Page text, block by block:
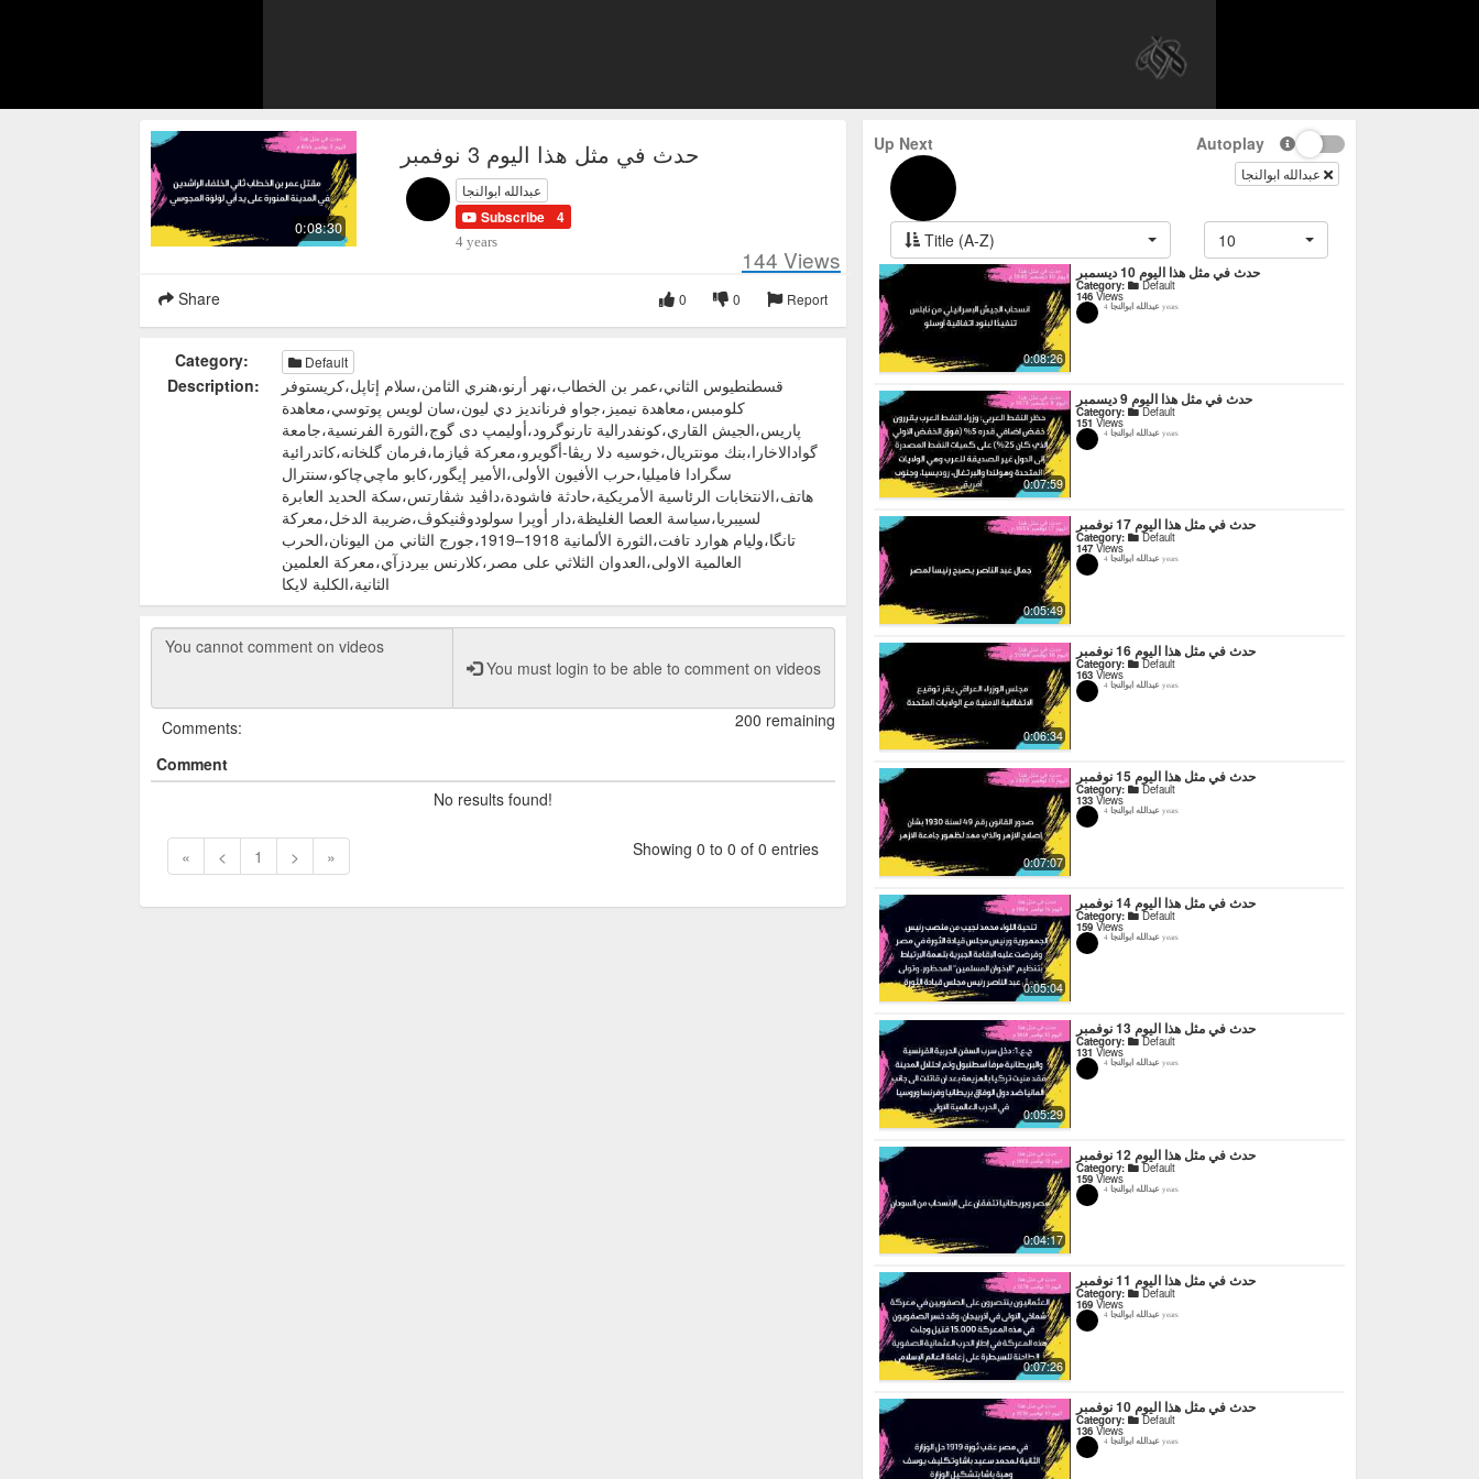
0:08:30
حدث في مثل هذا اليوم 3 نوفمبر
عبدالله ابوالنجا
Subscribe 4
4 years
144 Views
Share Report
0
0
Category: Default
Description:
قسطنطيوس الثاني،عمر بن الخطاب،نهر أرنو،هنري الثامن،سلام إتاپل،كريستوفر
كلومبس،معاهدة نيميز،جواو فرنانديز دي ليون،سان لويس پوتوسي،معاهدة
پاريس،الجيش القاري،كونفدرالية تارنوگرود،أوليمپ دى گوج،الثورة الفرنسية،جامعة
گوادالاخارا،بنك مونتريال،خوسيه دلا ريڤا-أگويرو،معركة ڤيازما،فرمان گلخانه،كاتدرائية
سگرادا فاميليا،حرب الأفيون الأولى،الأمير إيگور،كابو ماچي‌چاكو،سنترال
هاتف،الانتخابات الرئاسية الأمريكية،حادثة فاشودة،داڤيد شڤارتس،سكة الحديد العابرة
لسيبريا،سياسة العصا الغليظة،دار أوپرا سولودوڤنيكوڤ،ضريبة الدخل،معركة
تانگا،وليام هوارد تافت،الثورة الألمانية 1918–1919،جورج الثاني من اليونان،الحرب
العالمية الاولى،العدوان الثلاثي على مصر،كلارنس بيردزآي،معركة العلمين
الثانية،الكلبة لايكا
You must login to be able to comment on videos
200 remaining
Comments:
Comment
No results found!
« < 1 > » Showing 0 to 0 of 0 entries
Up Next Autoplay
Title (A-Z) 10
0:08:26
حدث في مثل هذا اليوم 10 ديسمبر
Category: Default
146 Views
عبدالله ابوالنجا 4 years
0:07:59
حدث في مثل هذا اليوم 9 ديسمبر
Category: Default
151 Views
عبدالله ابوالنجا 4 years
0:05:49
حدث في مثل هذا اليوم 17 نوفمبر
Category: Default
147Views
عبدالله ابوالنجا 4 years
0:06:34
حدث في مثل هذا اليوم 16 نوفمبر
Category: Default
163 Views
عبدالله ابوالنجا 4 years
0:07:07
حدث في مثل هذا اليوم 15 نوفمبر
Category: Default
133 Views
عبدالله ابوالنجا 4 years
0:05:04
حدث في مثل هذا اليوم 14 نوفمبر
Category: Default
159 Views
عبدالله ابوالنجا 4 years
0:05:29
حدث في مثل هذا اليوم 13 نوفمبر
Category: Default
131 Views
عبدالله ابوالنجا 4 years
0:04:17
حدث في مثل هذا اليوم 12 نوفمبر
Category: Default
159 Views
عبدالله ابوالنجا 4 years
0:07:26
حدث في مثل هذا اليوم 11 نوفمبر
Category: Default
169 Views
عبدالله ابوالنجا 4 years
حدث في مثل هذا اليوم 10 نوفمبر
Category: Default
136 Views
عبدالله ابوالنجا 4 years